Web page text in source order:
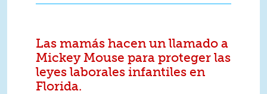
Las mamás hacen un llamado a
Mickey Mouse para proteger las
leyes laborales infantiles en
Florida.